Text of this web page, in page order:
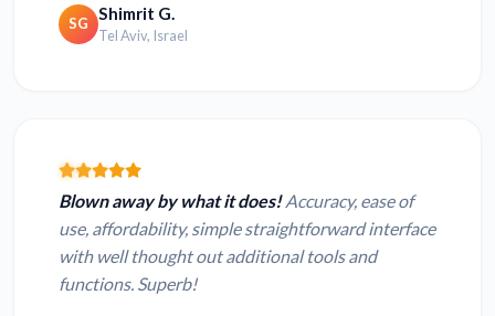
SG Shimrit G.
Tel Aviv, Israel
Blown away by what it does!Accuracy, ease of
use, affordability, simple straightforward interface
with well thought out additional tools and
functions. Superb!